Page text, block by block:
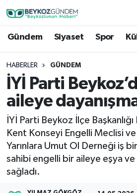
Gündem Siyaset Spor
HABERLER GÜNDEM
İYİ Parti
aileye
İYİ Parti Beykoz İlçe
Kent Konseyi Engelli Meclisi
Yarınlara Umut Ol Derneği iş
sahibi engelli bir aileye eşya
sağladı.
Hava Durumu
Trafik Durumu
Süper Lig Puan Durumu ve
Tüm Manşetler
Son Dakika Haberleri
Haber Arşivi